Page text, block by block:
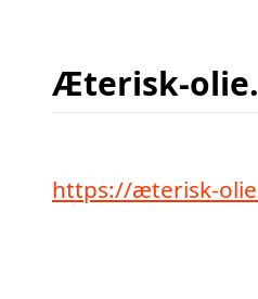
Æterisk-
https://æterisk-